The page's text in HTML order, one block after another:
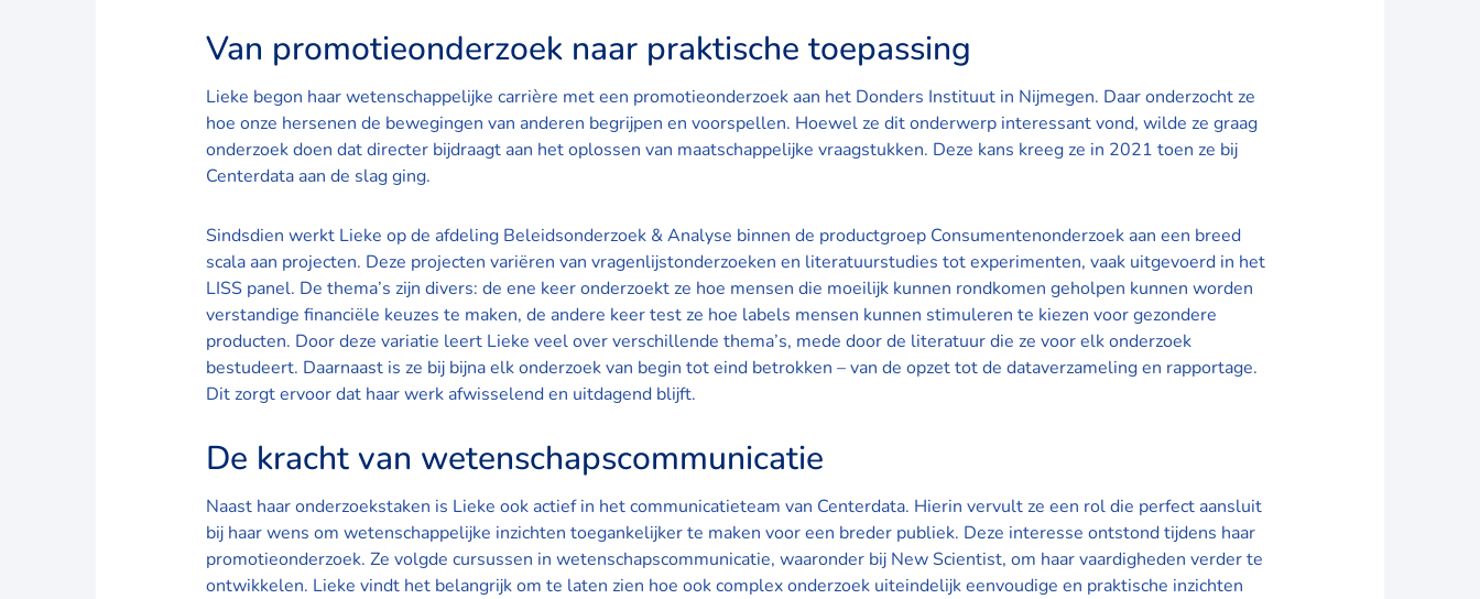
Van promotieonderzoek naar praktische toepassing
Lieke begon haar wetenschappelijke carrière met een promotieonderzoek aan het Donders Instituut in Nijmegen. Daar onderzocht ze
hoe onze hersenen de bewegingen van anderen begrijpen en voorspellen. Hoewel ze dit onderwerp interessant vond, wilde ze graag
onderzoek doen dat directer bijdraagt aan het oplossen van maatschappelijke vraagstukken. Deze kans kreeg ze in 2021 toen ze bij
Centerdata aan de slag ging.
Sindsdien werkt Lieke op de afdeling Beleidsonderzoek & Analyse binnen de productgroep Consumentenonderzoek aan een breed
scala aan projecten. Deze projecten variëren van vragenlijstonderzoeken en literatuurstudies tot experimenten, vaak uitgevoerd in het
LISS panel. De thema’s zijn divers: de ene keer onderzoekt ze hoe mensen die moeilijk kunnen rondkomen geholpen kunnen worden
verstandige financiële keuzes te maken, de andere keer test ze hoe labels mensen kunnen stimuleren te kiezen voor gezondere
producten. Door deze variatie leert Lieke veel over verschillende thema’s, mede door de literatuur die ze voor elk onderzoek
bestudeert. Daarnaast is ze bij bijna elk onderzoek van begin tot eind betrokken – van de opzet tot de dataverzameling en rapportage.
Dit zorgt ervoor dat haar werk afwisselend en uitdagend blijft.
De kracht van wetenschapscommunicatie
Naast haar onderzoekstaken is Lieke ook actief in het communicatieteam van Centerdata. Hierin vervult ze een rol die perfect aansluit
bij haar wens om wetenschappelijke inzichten toegankelijker te maken voor een breder publiek. Deze interesse ontstond tijdens haar
promotieonderzoek. Ze volgde cursussen in wetenschapscommunicatie, waaronder bij New Scientist, om haar vaardigheden verder te
ontwikkelen. Lieke vindt het belangrijk om te laten zien hoe ook complex onderzoek uiteindelijk eenvoudige en praktische inzichten